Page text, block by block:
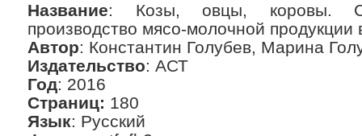
Название: Козы, овцы, коровы.
производство мясо-молочной продукции
Автор: Константин Голубев, Марина
Издательство: АСТ
Год: 2016
Страниц: 180
Язык: Русский